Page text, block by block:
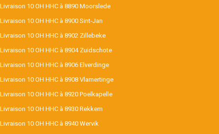
Livraison 10 OH HHC à 8890 Moorslede
Livraison 10 OH HHC à 8900 Sint-Jan
Livraison 10 OH HHC à 8902 Zillebeke
Livraison 10 OH HHC à 8904 Zuidschote
Livraison 10 OH HHC à 8906 Elverdinge
Livraison 10 OH HHC à 8908 Vlamertinge
Livraison 10 OH HHC à 8920 Poelkapelle
Livraison 10 OH HHC à 8930 Rekkem
Livraison 10 OH HHC à 8940 Wervik